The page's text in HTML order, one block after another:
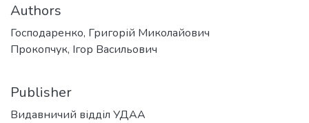
Authors
Господаренко, Григорій Миколайович
Прокопчук, Ігор Васильович
Publisher
Видавничий відділ УДАА